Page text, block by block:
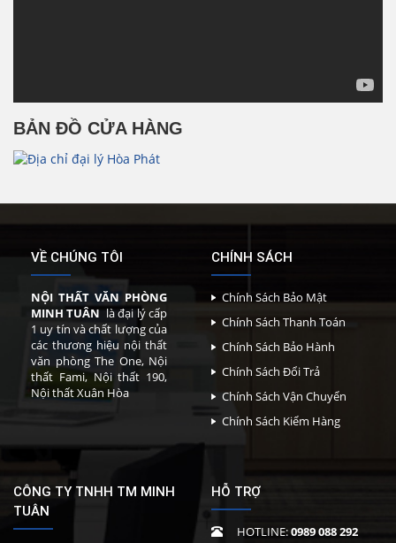
BẢN ĐỒ CỬA HÀNG
VỀ CHÚNG TÔI
NỘI THẤT VĂN PHÒNG
MINH TUÂN là đại lý cấp
1 uy tín và chất lượng của
các thương hiệu nội thất
văn phòng The One, Nội
thất Fami, Nội thất 190,
Nội thất Xuân Hòa
CHÍNH SÁCH
Chính Sách Bảo Mật
Chính Sách Thanh Toán
Chính Sách Bảo Hành
Chính Sách Đổi Trả
Chính Sách Vận Chuyển
Chính Sách Kiểm Hàng
CÔNG TY TNHH TM MINH
TUÂN
HỖ TRỢ
HOTLINE:0989 088 292